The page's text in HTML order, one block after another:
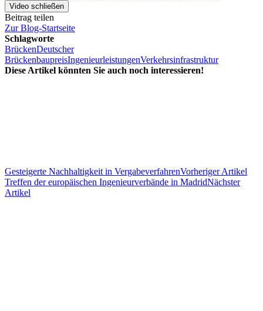
Video schließen
Beitrag teilen
Zur Blog-Startseite
Schlagworte
BrückenDeutscher
BrückenbaupreisIngenieurleistungenVerkehrsinfrastruktur
Diese Artikel könnten Sie auch noch interessieren!
Gesteigerte Nachhaltigkeit in VergabeverfahrenVorheriger Artikel
Treffen der europäischen Ingenieurverbände in MadridNächster
Artikel